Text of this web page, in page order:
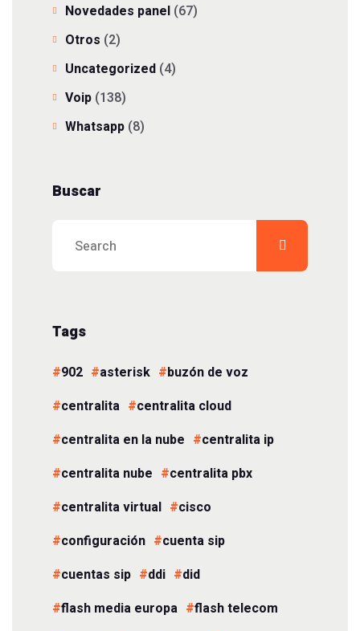
Novedades panel (67)
Otros (2)
Uncategorized (4)
Voip (138)
Whatsapp (8)
Buscar
Tags
902 asterisk
buzón de voz
centralita
centralita cloud
centralita en la nube
centralita ip
centralita nube
centralita pbx
centralita virtual
cisco
configuración
cuenta sip
cuentas sip
ddi
did
flash media europa
flash telecom